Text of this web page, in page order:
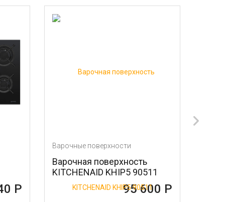
поверхности
поверхность
KHIP5 90511
95 600 Р
Варочная
N74TD00N0